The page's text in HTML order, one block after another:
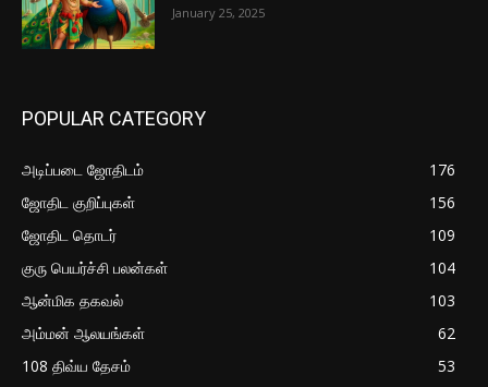
January 25, 2025
POPULAR CATEGORY
அடிப்படை ஜோதிடம்
176
ஜோதிட குறிப்புகள்
156
ஜோதிட தொடர்
109
குரு பெயர்ச்சி பலன்கள்
104
ஆன்மிக தகவல்
103
அம்மன் ஆலயங்கள்
62
108 திவ்ய தேசம்
53